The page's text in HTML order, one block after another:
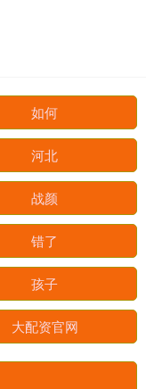
如何
河北
战颜
错了
孩子
大配资官网